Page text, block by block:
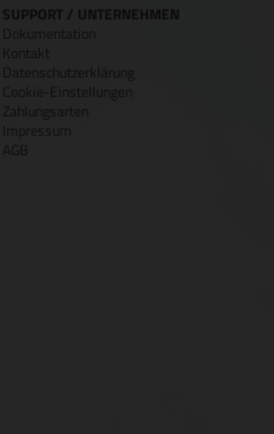
SUPPORT / UNTERNEHMEN
Dokumentation
Kontakt
Datenschutzerklärung
Cookie-Einstellungen
Zahlungsarten
Impressum
AGB